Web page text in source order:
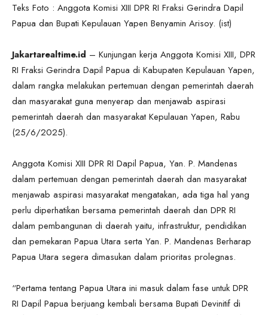
Teks Foto : Anggota Komisi XIII DPR RI Fraksi Gerindra Dapil
Papua dan Bupati Kepulauan Yapen Benyamin Arisoy. (ist)
Jakartarealtime.id – Kunjungan kerja Anggota Komisi XIII, DPR
RI Fraksi Gerindra Dapil Papua di Kabupaten Kepulauan Yapen,
dalam rangka melakukan pertemuan dengan pemerintah daerah
dan masyarakat guna menyerap dan menjawab aspirasi
pemerintah daerah dan masyarakat Kepulauan Yapen, Rabu
(25/6/2025).
Anggota Komisi XIII DPR RI Dapil Papua, Yan. P. Mandenas
dalam pertemuan dengan pemerintah daerah dan masyarakat
menjawab aspirasi masyarakat mengatakan, ada tiga hal yang
perlu diperhatikan bersama pemerintah daerah dan DPR RI
dalam pembangunan di daerah yaitu, infrastruktur, pendidikan
dan pemekaran Papua Utara serta Yan. P. Mandenas Berharap
Papua Utara segera dimasukan dalam prioritas prolegnas.
“Pertama tentang Papua Utara ini masuk dalam fase untuk DPR
RI Dapil Papua berjuang kembali bersama Bupati Devinitif di